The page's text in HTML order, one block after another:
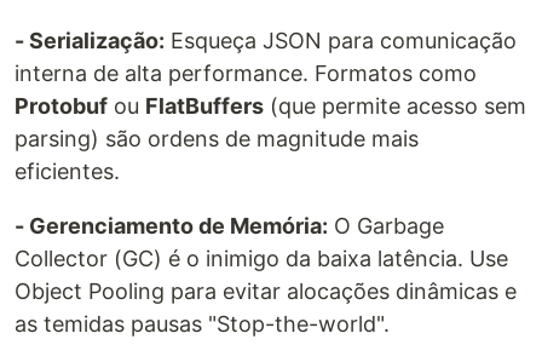
- Serialização: Esqueça JSON para comunicação
interna de alta performance. Formatos como
Protobuf ou FlatBuffers (que permite acesso sem
parsing) são ordens de magnitude mais
eficientes.
- Gerenciamento de Memória: O Garbage
Collector (GC) é o inimigo da baixa latência. Use
Object Pooling para evitar alocações dinâmicas e
as temidas pausas "Stop-the-world".